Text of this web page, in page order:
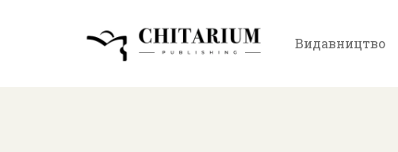
Видавництво